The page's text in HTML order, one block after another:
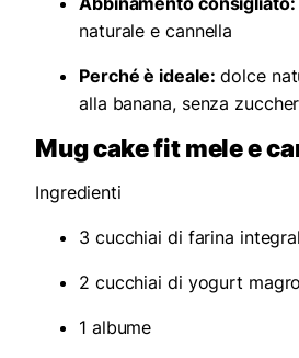
naturale e cannella
Perché è ideale: dolce
alla banana, senza
Mug cake fit mele e
Ingredienti
3 cucchiai di farina
2 cucchiai di yogurt magro
1 albume